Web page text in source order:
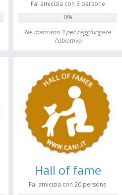
Fai amicizia con 3 persone
0%
Ne mancano 3 per raggiungere
l'obiettivo
Hall of fame
Fai amicizia con 20 persone